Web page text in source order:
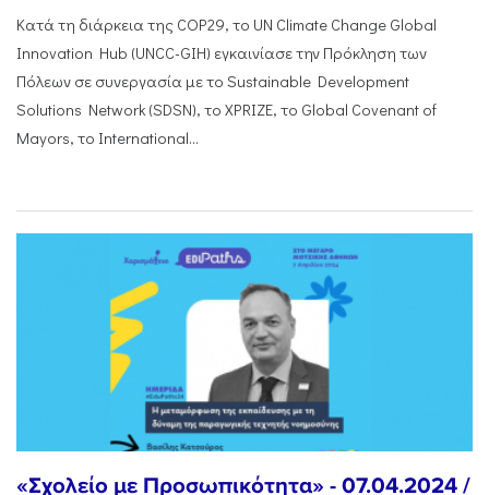
Κατά τη διάρκεια της COP29, το UN Climate Change Global
Innovation Hub (UNCC-GIH) εγκαινίασε την Πρόκληση των
Πόλεων σε συνεργασία με το Sustainable Development
Solutions Network (SDSN), το XPRIZE, το Global Covenant of
Mayors, το International...
«Σχολείο με Προσωπικότητα» - 07.04.2024 /